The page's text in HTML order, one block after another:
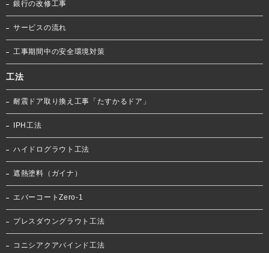
銀行の改修工事
サービスの流れ
工事期間中の安全環境対策
工法
耐震ドア取り換え工事「たすかるドア」
IPH工法
ハイドログラウト工法
遮熱塗料（ガイナ）
エバーコートZero-1
プレスダウングラウト工法
コニシアクアバインド工法